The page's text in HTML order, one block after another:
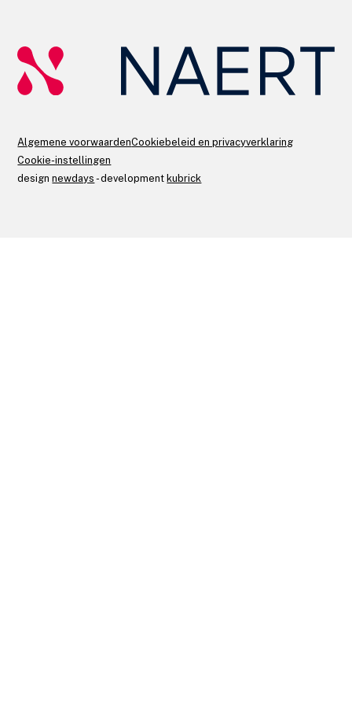
Algemene voorwaardenCookiebeleid en privacyverklaring
Cookie-instellingen
designnewdays - development kubrick